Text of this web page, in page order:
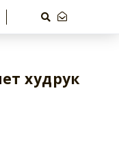
худрук